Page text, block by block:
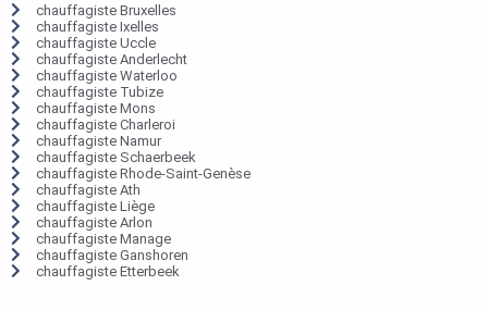
chauffagiste Bruxelles
chauffagiste Ixelles
chauffagiste Uccle
chauffagiste Anderlecht
chauffagiste Waterloo
chauffagiste Tubize
chauffagiste Mons
chauffagiste Charleroi
chauffagiste Namur
chauffagiste Schaerbeek
chauffagiste Rhode-Saint-Genèse
chauffagiste Ath
chauffagiste Liège
chauffagiste Arlon
chauffagiste Manage
chauffagiste Ganshoren
chauffagiste Etterbeek